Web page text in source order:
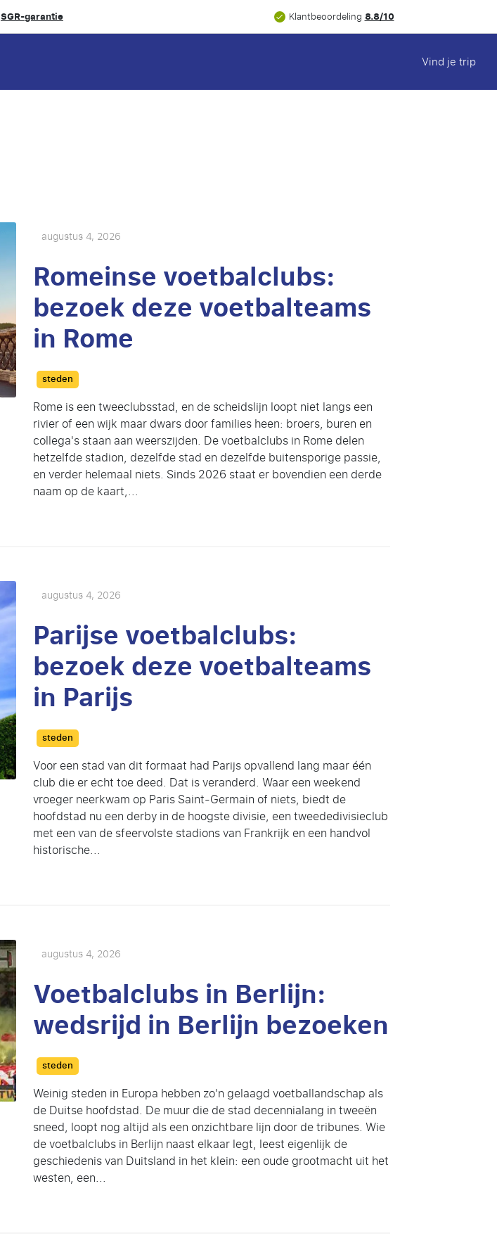
SGR-garantie Klantbeoordeling8.8/10
Vind je trip
augustus 4, 2026
Romeinse voetbalclubs:
bezoek deze voetbalteams
in Rome
Categories
steden
Rome is een tweeclubsstad, en de scheidslijn loopt niet langs een
rivier of een wijk maar dwars door families heen: broers, buren en
collega's staan aan weerszijden. De voetbalclubs in Rome delen
hetzelfde stadion, dezelfde stad en dezelfde buitensporige passie,
en verder helemaal niets. Sinds 2026 staat er bovendien een derde
naam op de kaart,...
augustus 4, 2026
Parijse voetbalclubs:
bezoek deze voetbalteams
in Parijs
Categories
steden
Voor een stad van dit formaat had Parijs opvallend lang maar één
club die er echt toe deed. Dat is veranderd. Waar een weekend
vroeger neerkwam op Paris Saint-Germain of niets, biedt de
hoofdstad nu een derby in de hoogste divisie, een tweededivisieclub
met een van de sfeervolste stadions van Frankrijk en een handvol
historische...
augustus 4, 2026
Voetbalclubs in Berlijn:
wedsrijd in Berlijn bezoeken
Categories
steden
Weinig steden in Europa hebben zo'n gelaagd voetballandschap als
de Duitse hoofdstad. De muur die de stad decennialang in tweeën
sneed, loopt nog altijd als een onzichtbare lijn door de tribunes. Wie
de voetbalclubs in Berlijn naast elkaar legt, leest eigenlijk de
geschiedenis van Duitsland in het klein: een oude grootmacht uit het
westen, een...